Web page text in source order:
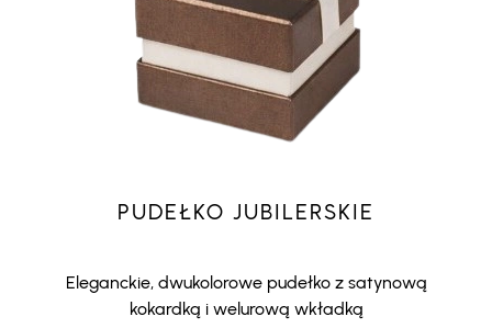
PUDEŁKO JUBILERSKIE
Eleganckie, dwukolorowe pudełko z satynową
kokardką i welurową wkładką